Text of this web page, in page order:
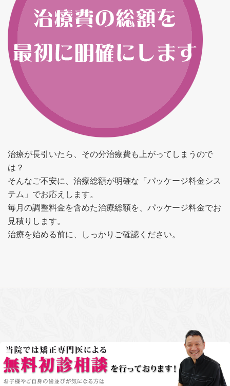
治療が長引いたら、その分治療費も上がってしまうので
は？
そんなご不安に、治療総額が明確な「パッケージ料金シス
テム」でお応えします。
毎月の調整料金を含めた治療総額を、パッケージ料金でお
見積りします。
治療を始める前に、しっかりご確認ください。